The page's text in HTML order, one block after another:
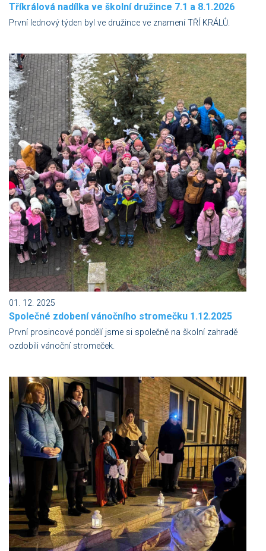
Tříkrálová nadílka ve školní družince 7.1 a 8.1.2026
První lednový týden byl ve družince ve znamení TŘÍ KRÁLŮ.
01. 12. 2025
Společné zdobení vánočního stromečku 1.12.2025
První prosincové pondělí jsme si společně na školní zahradě
ozdobili vánoční stromeček.